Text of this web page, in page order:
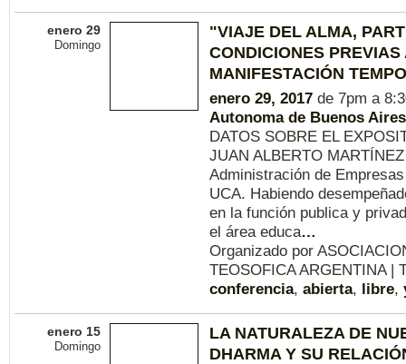
enero 29
Domingo
"VIAJE DEL ALMA,
CONDICIONES PREVIAS
MANIFESTACIÓN
enero 29, 2017 de 7pm a
Autonoma de Buenos Aires
DATOS SOBRE EL
JUAN ALBERTO
Administración de
UCA. Habiendo
en la función publica y
el área educa…
Organizado por
TEOSOFICA ARGENTINA |
conferencia, abierta, libre,
enero 15
Domingo
LA NATURALEZA DE
DHARMA Y SU